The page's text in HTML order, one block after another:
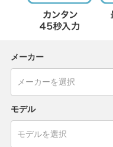
メーカー
モデル